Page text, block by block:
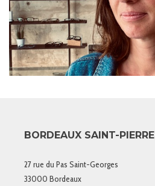
BORDEAUX SAINT-PIERRE
27 rue du Pas Saint-Georges
33000 Bordeaux